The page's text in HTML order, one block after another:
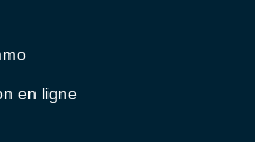
en ligne